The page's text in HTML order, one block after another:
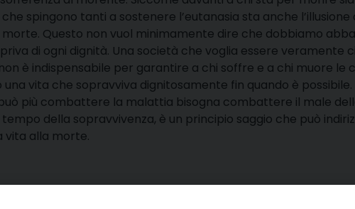
spingono tanti a sostenere l’eutanasia sta anche l’illusione
Questo non vuol minimamente dire che dobbiamo
di ogni dignità. Una società che voglia essere veramente
è indispensabile per garantire a chi soffre e a chi muore le
vita che sopravviva dignitosamente fin quando è possibile.
più combattere la malattia bisogna combattere il male
della sopravvivenza, è un principio saggio che può
vita alla morte.